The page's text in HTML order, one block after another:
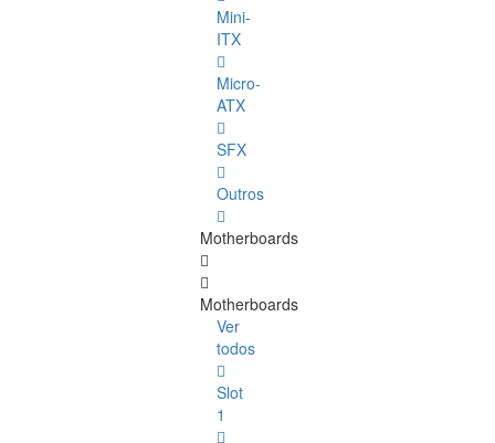
Mini-
ITX
Micro-
ATX
SFX
Outros
Motherboards
Motherboards
Ver
todos
Slot
1